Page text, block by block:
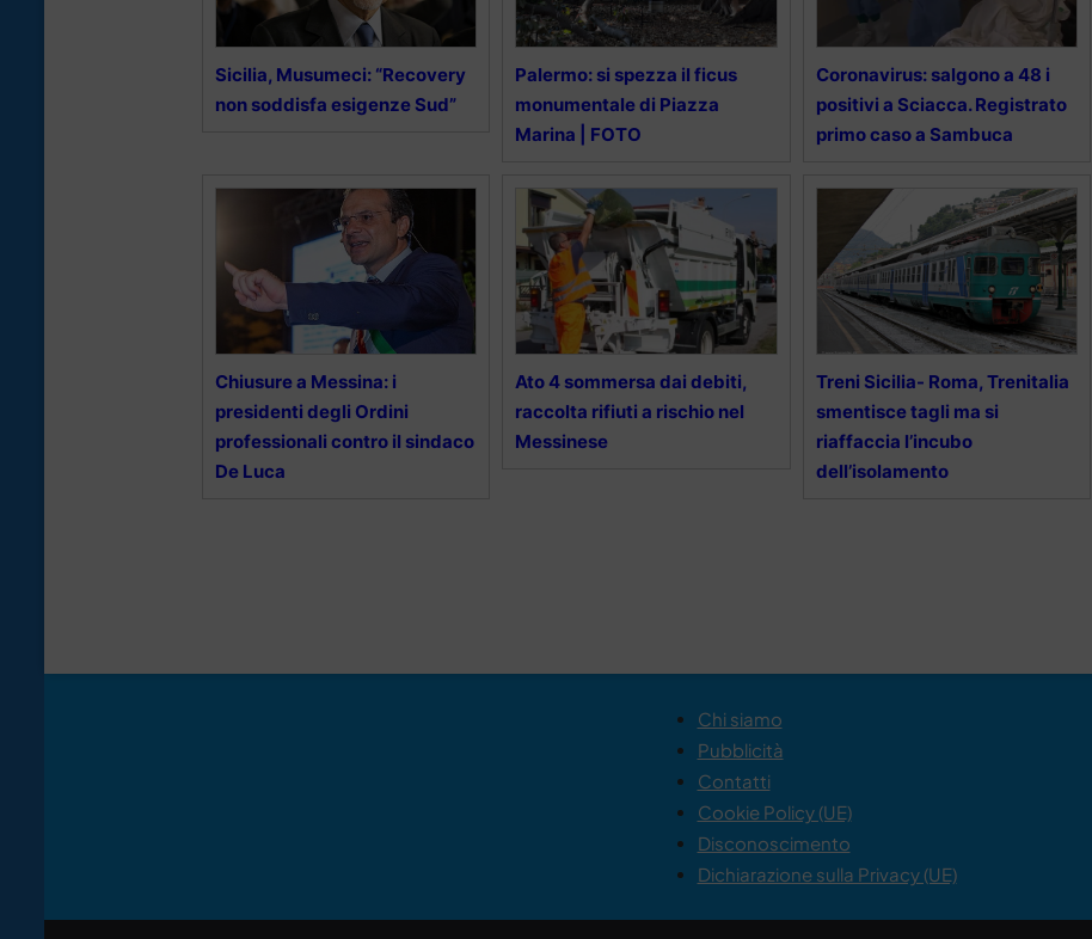
Sicilia, Musumeci: “Recovery
non soddisfa esigenze Sud”
Palermo: si spezza il ficus
monumentale di Piazza
Marina | FOTO
Coronavirus: salgono a 48 i
positivi a Sciacca. Registrato
primo caso a Sambuca
Chiusure a Messina: i
presidenti degli Ordini
professionali contro il sindaco
De Luca
Ato 4 sommersa dai debiti,
raccolta rifiuti a rischio nel
Messinese
Treni Sicilia- Roma, Trenitalia
smentisce tagli ma si
riaffaccia l’incubo
dell’isolamento
Chi siamo
Pubblicità
Contatti
Cookie Policy (UE)
Disconoscimento
Dichiarazione sulla Privacy (UE)